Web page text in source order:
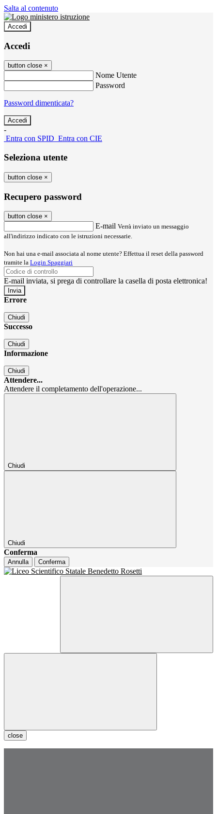
Salta al contenuto
Accedi
Accedi
button close ×
Nome Utente
Password
Password dimenticata?
-
Entra con SPID Entra con CIE
Seleziona utente
button close ×
Recupero password
button close ×
E-mail Verrà inviato un messaggio
all'indirizzo indicato con le istruzioni necessarie.
Non hai una e-mail associata al nome utente? Effettua il reset della password
tramite la Login Spaggiari
E-mail inviata, si prega di controllare la casella di posta elettronica!
Errore
Chiudi
Successo
Chiudi
Informazione
Chiudi
Attendere...
Attendere il completamento dell'operazione...
Chiudi
Chiudi
Conferma
Annulla Conferma
close